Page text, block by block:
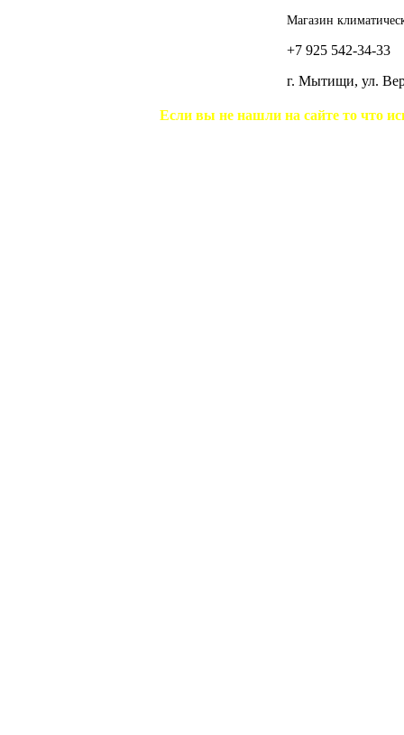
Магазин
+7 925 542-34-33
г. Мытищи, ул.
Если вы не нашли на сайте то что